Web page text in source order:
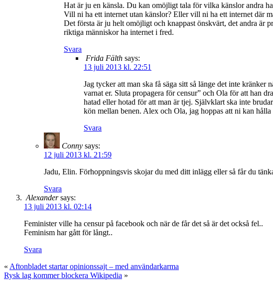
Hat är ju en känsla. Du kan omöjligt tala för vilka känslor andra
Vill ni ha ett internet utan känslor? Eller vill ni ha ett internet där
Det första är ju helt omöjligt och knappast önskvärt, det andra är
riktiga människor ha internet i fred.
Svara
Frida Fälth says:
13 juli 2013 kl. 22:51
Jag tycker att man ska få säga sitt så länge det inte
varnat er. Sluta propagera för censur” och Ola för att han
hatad eller hotad för att man är tjej. Självklart ska inte
kön mellan benen. Alex och Ola, jag hoppas att ni kan
Svara
Conny says:
12 juli 2013 kl. 21:59
Jadu, Elin. Förhoppningsvis skojar du med ditt inlägg eller så får du
Svara
Alexander says:
13 juli 2013 kl. 02:14
Feminister ville ha censur på facebook och när de får det så är det också fel..
Feminism har gått för långt..
Svara
« Aftonbladet startar opinionssajt – med användarkarma
Rysk lag kommer blockera Wikipedia »